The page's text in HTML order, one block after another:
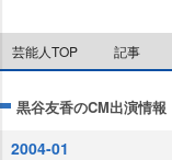
芸能人TOP 記事
黒谷友香のCM出演情報
2004-01